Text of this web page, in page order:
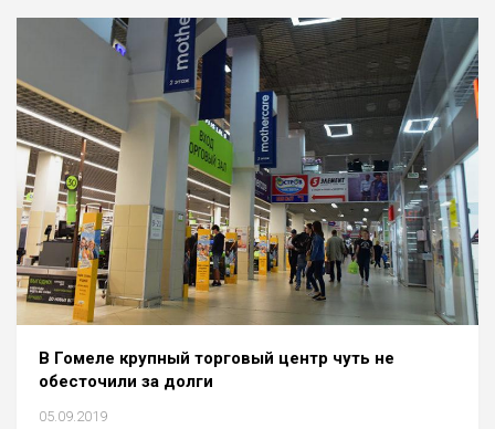
В Гомеле крупный торговый центр чуть не
обесточили за долги
05.09.2019